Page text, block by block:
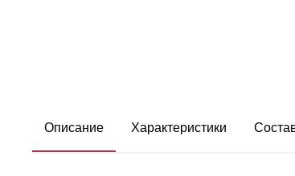
Описание Характеристики